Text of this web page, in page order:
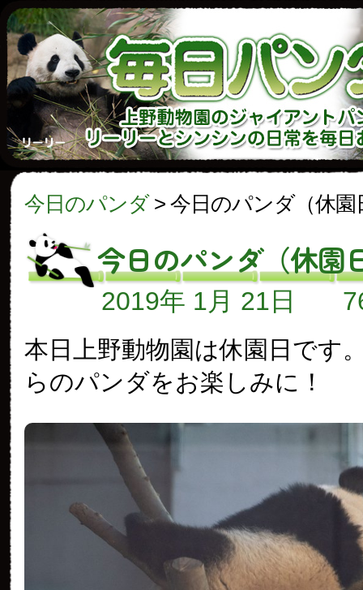
今日のパンダ> 今日のパンダ（休園
今日のパンダ（休園
2019年 1月 21日
本日上野動物園は休園日です
らのパンダをお楽しみに！